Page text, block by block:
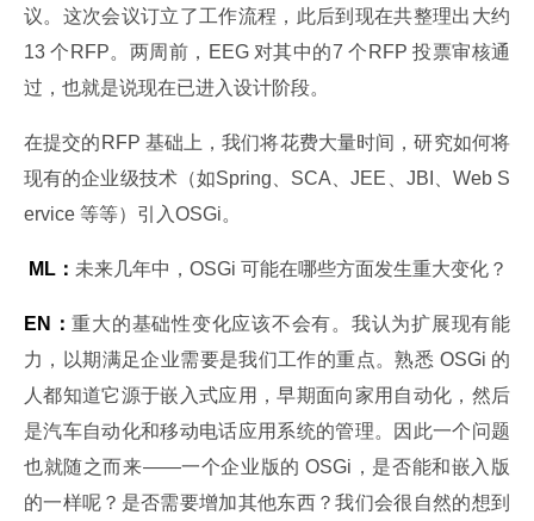
议。这次会议订立了工作流程，此后到现在共整理出大约
13 个RFP。两周前，EEG 对其中的7 个RFP 投票审核通
过，也就是说现在已进入设计阶段。
在提交的RFP 基础上，我们将花费大量时间，研究如何将
现有的企业级技术（如Spring、SCA、JEE、JBI、Web S
ervice 等等）引入OSGi。
ML： 未来几年中，OSGi 可能在哪些方面发生重大变化？
EN：重大的基础性变化应该不会有。我认为扩展现有能
力，以期满足企业需要是我们工作的重点。熟悉 OSGi 的
人都知道它源于嵌入式应用，早期面向家用自动化，然后
是汽车自动化和移动电话应用系统的管理。因此一个问题
也就随之而来——一个企业版的 OSGi，是否能和嵌入版
的一样呢？是否需要增加其他东西？我们会很自然的想到